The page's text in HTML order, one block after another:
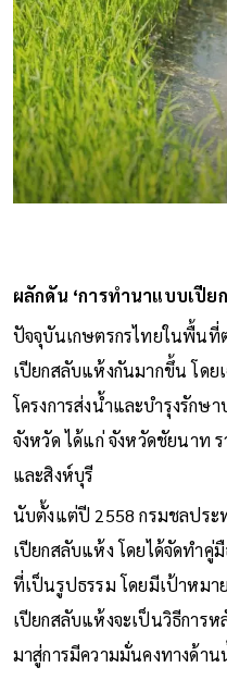
ผลักดัน ‘การทำนาแบบเปีย
ปัจจุบันเกษตรกรไทยในพื้นที่
เปียกสลับแห้งกันมากขึ้น โด
โครงการส่งน้ำและบำรุงรัก
จังหวัด ได้แก่ จังหวัดชัยนาท
และสิงห์บุรี
นับตั้งแต่ปี 2558 กรมชลประ
เปียกสลับแห้ง โดยได้จัดทำคู่
ที่เป็นรูปธรรม โดยมีเป้าหม
เปียกสลับแห้งจะเป็นวิธีการ
มาสู่การมีความมั่นคงทางด้าน